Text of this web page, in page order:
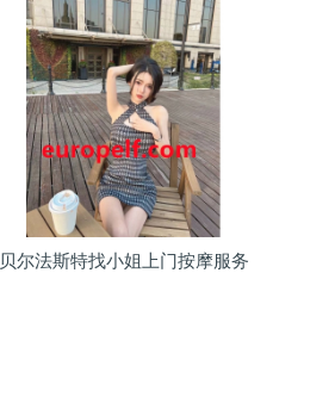
贝尔法斯特找小姐上门按摩服务